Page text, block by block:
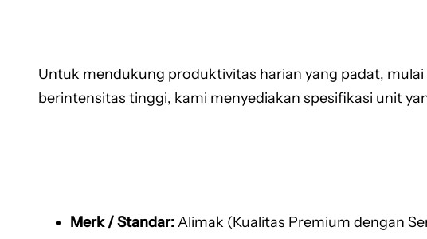
Untuk mendukung produktivitas harian yang padat,
berintensitas tinggi, kami menyediakan spesifikasi unit
Merk / Standar:Alimak (Kualitas Premium dengan